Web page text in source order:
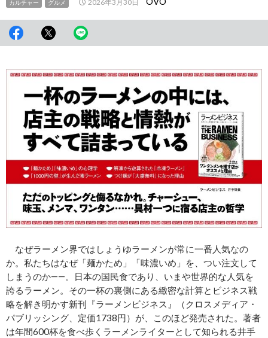
カルチャー グルメ 2026年3月30日
なぜラーメン界ではしょうゆラーメンが常に一番人気なの
か。私たちはなぜ「麺かため」「味濃いめ」を、つい注文して
しまうのか――。日本の国民食であり、いまや世界的な人気を
誇るラーメン。その一杯の裏側にある緻密な計算とビジネス戦
略を解き明かす新刊『ラーメンビジネス』（クロスメディア・
パブリッシング、定価1738円）が、このほど発売された。著者
は年間600杯を食べ歩くラーメンライターとして知られる井手